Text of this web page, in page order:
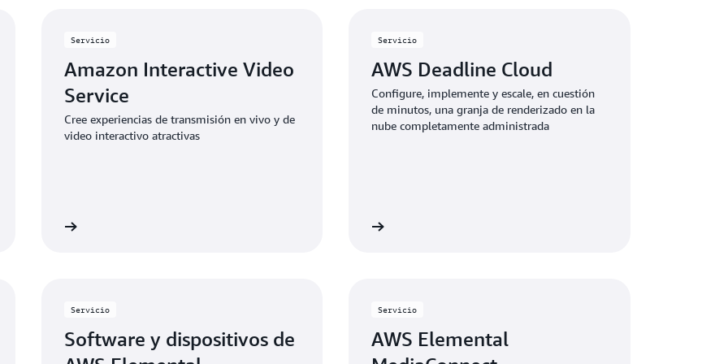
Servicio
Amazon Interactive Video
Service
Cree experiencias de transmisión en vivo y de
video interactivo atractivas
Servicio
AWS Deadline Cloud
Configure, implemente y escale, en cuestión
de minutos, una granja de renderizado en la
nube completamente administrada
Servicio
Software y dispositivos de
Servicio
AWS Elemental